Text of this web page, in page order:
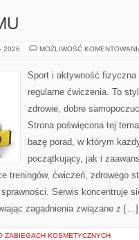
2026 MOŻLIWOŚĆ
Sport i aktywność
regularne ćwiczenia. To
zdrowie, dobre
Strona poświęcona tej
bazę porad, w którym
początkujący, jak i
treningów, ćwiczeń, zdrowego
Serwis koncentruje
zagadnienia związane z […]
ZABIEGACH KOSMETYCZNYCH